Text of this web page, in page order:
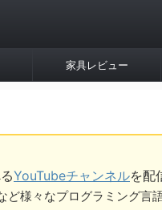
家具レビュー
YouTubeチャンネルを配
様々なプログラミング言